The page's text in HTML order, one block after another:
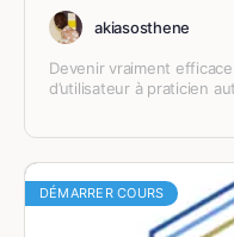
akiasosthene
Devenir vraiment
d’utilisateur à praticien
DÉMARRER COURS